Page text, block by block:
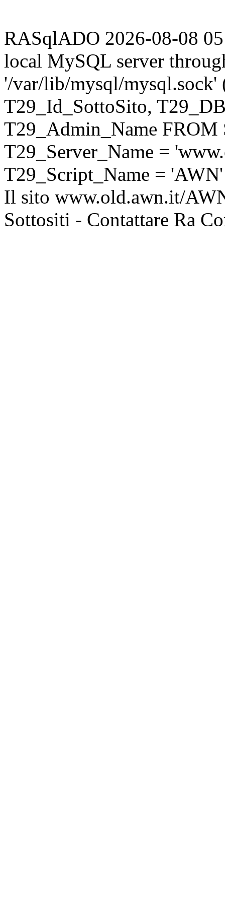
RASqlADO 2026-08-08
local MySQL server
'/var/lib/mysql/mysql.sock'
T29_Id_SottoSito,
T29_Admin_Name
T29_Server_Name =
T29_Script_Name = 'AWN'
Il sito www.old.awn.it/
Sottositi - Contattare Ra